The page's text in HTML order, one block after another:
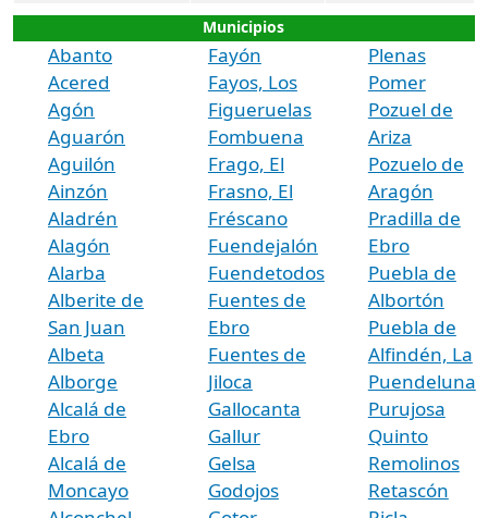
Municipios
Abanto
Acered
Agón
Aguarón
Aguilón
Ainzón
Aladrén
Alagón
Alarba
Alberite de
San Juan
Albeta
Alborge
Alcalá de
Ebro
Alcalá de
Moncayo
Fayón
Fayos, Los
Figueruelas
Fombuena
Frago, El
Frasno, El
Fréscano
Fuendejalón
Fuendetodos
Fuentes de
Ebro
Fuentes de
Jiloca
Gallocanta
Gallur
Gelsa
Godojos
Plenas
Pomer
Pozuel de
Ariza
Pozuelo de
Aragón
Pradilla de
Ebro
Puebla de
Albortón
Puebla de
Alfindén, La
Puendeluna
Purujosa
Quinto
Remolinos
Retascón